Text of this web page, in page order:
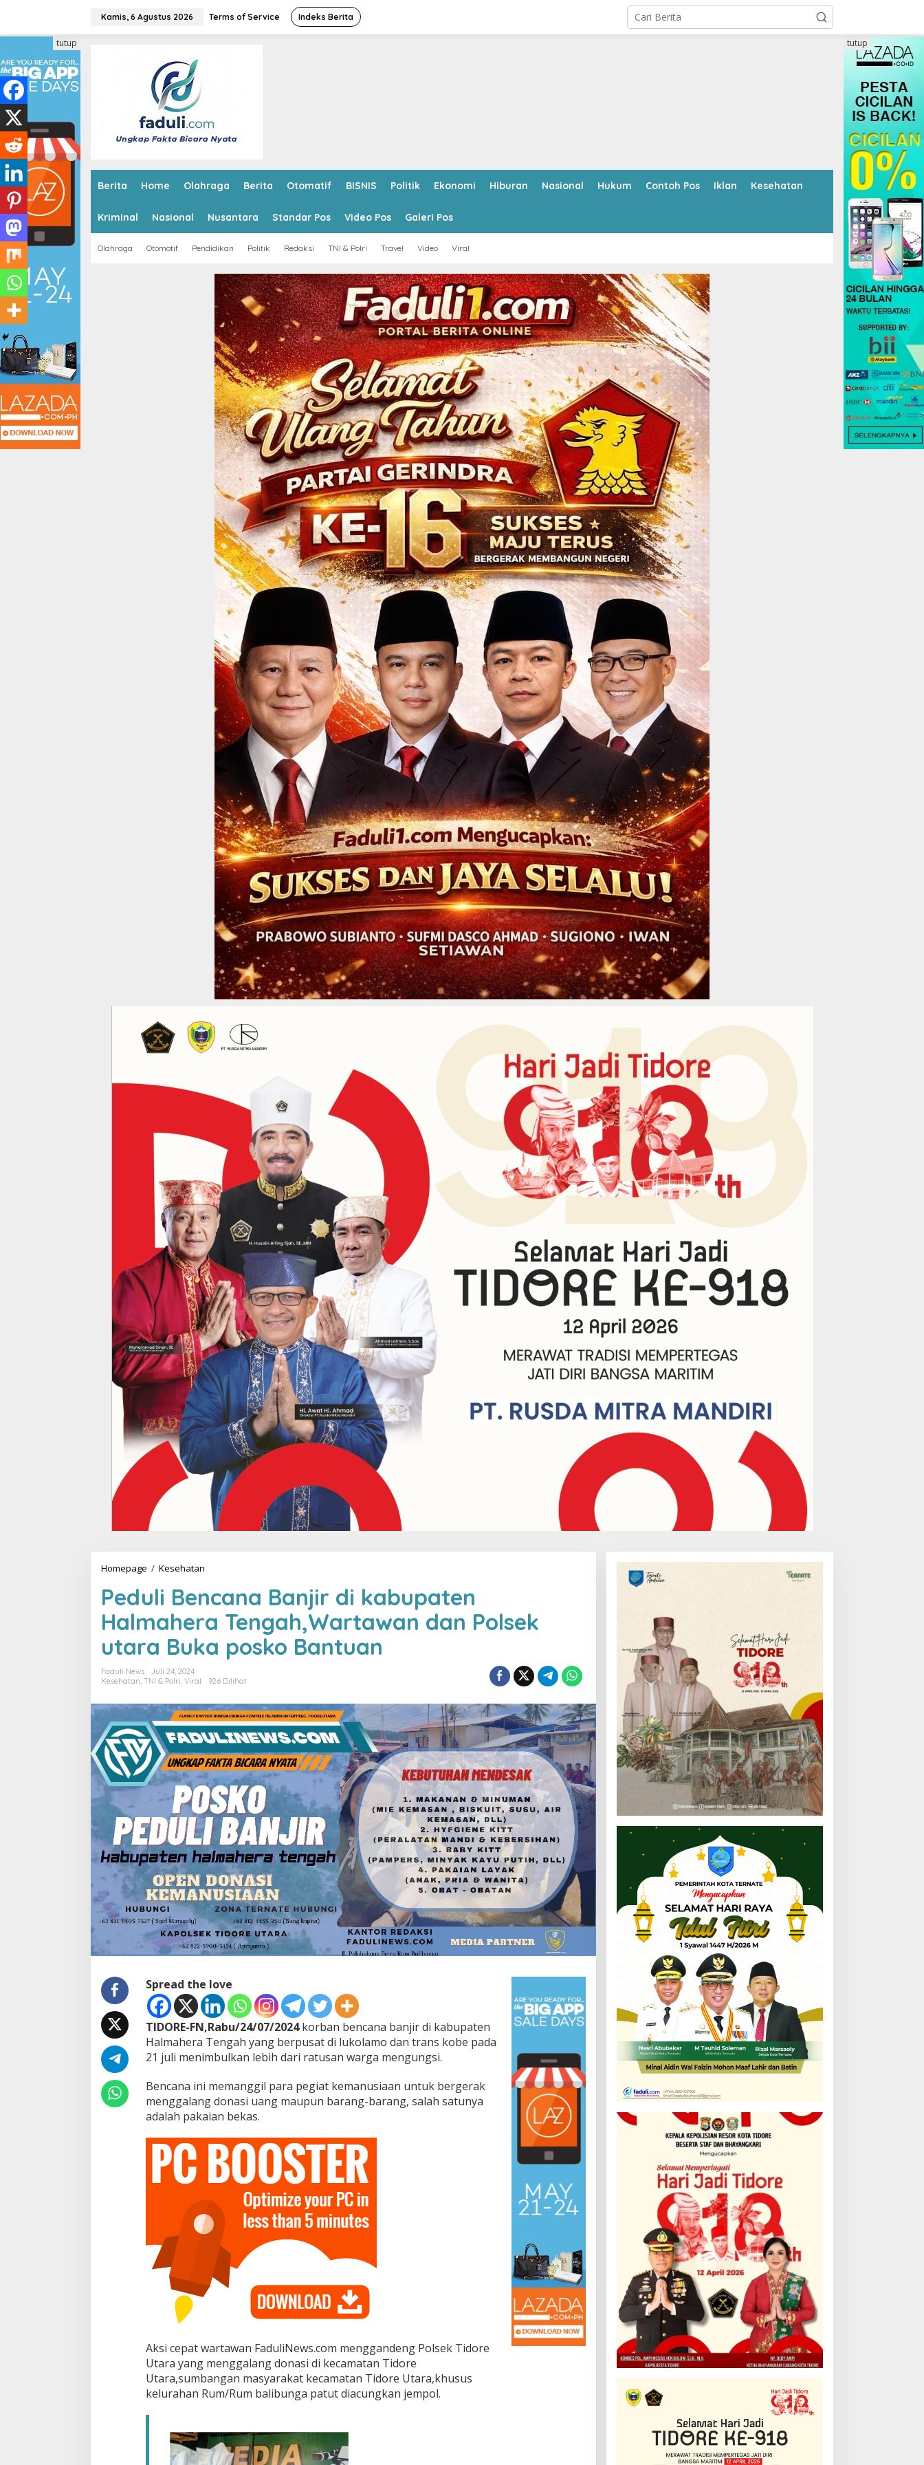
i
k
e
k
n
n
Kamis, 6 Agustus 2026 Terms of Service Indeks Berita
Berita Home Olahraga Berita Otomatif BISNIS Politik Ekonomi Hiburan Nasional Hukum Contoh Pos Iklan Kesehatan
Kriminal Nasional Nusantara Standar Pos Video Pos Galeri Pos
Olahraga Otomotif Pendidikan Politik Redaksi TNI & Polri Travel Video Viral
tutup tutup
Homepage / Kesehatan
d
u
l
i
B
e
n
a
B
a
n
j
i
r
d
i
k
a
b
u
p
a
t
n
H
a
a
h
e
a
e
g
a
h
W
a
w
a
n
d
o
l
u
t
r
a
k
a
p
Peduli Bencana Banjir di kabupaten
Halmahera Tengah,Wartawan dan Polsek
utara Buka posko Bantuan
Faduli News
Juli 24, 2024
Kesehatan, TNI & Polri, Viral 926 Dilihat
Spread the love
TIDORE-FN,Rabu/24/07/2024korban bencana banjir di kabupaten
Halmahera Tengah yang berpusat di lukolamo dan trans kobe pada
21 juli menimbulkan lebih dari ratusan warga mengungsi.
Bencana ini memanggil para pegiat kemanusiaan untuk bergerak
menggalang donasi uang maupun barang-barang, salah satunya
adalah pakaian bekas.
Aksi cepat wartawan FaduliNews.com menggandeng Polsek Tidore
Utara yang menggalang donasi di kecamatan Tidore
Utara,sumbangan masyarakat kecamatan Tidore Utara,khusus
kelurahan Rum/Rum balibunga patut diacungkan jempol.